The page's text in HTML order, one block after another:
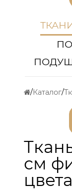
Каталог
см
цвета